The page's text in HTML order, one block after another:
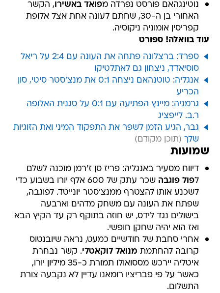
נוטינגהאם פורסט נפרדה מפואד באשירו , הקשר
האחורי בן ה-30, שחתם לעונה אחת אצל אלופת
קפריסין אומוניה ניקוסיה.
עוד בוואלה! ספורט
ספרד: ברצלונה פתחה את העונה עם 2:4 על ריאל
סוסיאדד, ניצחון גם לאתלטיקו
אנגליה: טוטנהאם ניצחה 0:1 את מנצ'סטר סיטי, סון
הכריע
גרמניה: מיינץ הפתיעה עם 0:1 על סגנית האלופה
ר.ב. לייפציג
גבר, הגיע הזמן לשפר את התפקוד המיני ואת הזוגיות
שלך
שמועות
דיווח מסעיר באנגליה: פריז סן ז'רמן מוכנה לשלם
לפול פוגבה
שכר עתק של 600 אלף יורו בשבוע כדי
לשכנע אותו להצטרף ממנצ'סטר יונייטד. לפוגבה,
שפתח את העונה עם משחק מדהים וארבעה
בישולים נגד לידס, יש חוזה בתוקף רק עד הקיץ הבא
ואז הוא יהיה שחקן חופשי.
אחרי סחבת של חודשיים כמעט, נראה שיובנטוס
קרובה להחתמת מנואל לוקאטלי. קשר נבחרת
איטליה יירכש מססואולו תמורת כ-35 מיליון יורו,
כאשר על פי פבריציו רומאנו עדיין לא נקבעה צורת
התשלום.